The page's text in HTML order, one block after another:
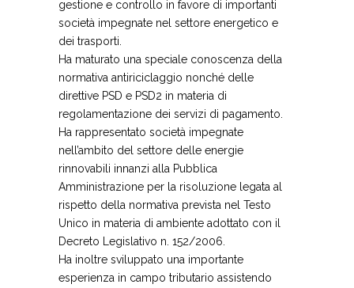
gestione e controllo in favore di importanti
società impegnate nel settore energetico e
dei trasporti.
Ha maturato una speciale conoscenza della
normativa antiriciclaggio nonché delle
direttive PSD e PSD2 in materia di
regolamentazione dei servizi di pagamento.
Ha rappresentato società impegnate
nell’ambito del settore delle energie
rinnovabili innanzi alla Pubblica
Amministrazione per la risoluzione legata al
rispetto della normativa prevista nel Testo
Unico in materia di ambiente adottato con il
Decreto Legislativo n. 152/2006.
Ha inoltre sviluppato una importante
esperienza in campo tributario assistendo